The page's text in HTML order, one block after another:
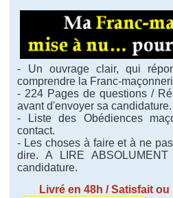
- Un ouvrage clair, qui
comprendre la Franc-
- 224 Pages de questions /
avant d'envoyer sa candidature.
- Liste des Obédiences
contact.
- Les choses à faire et à ne
dire. A LIRE
candidature.
Livré en 48h / Satisfait